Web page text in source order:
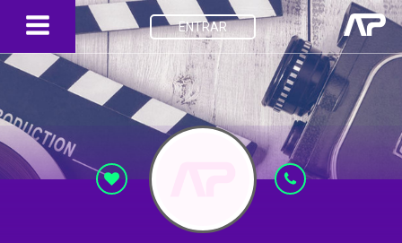
ENTRAR